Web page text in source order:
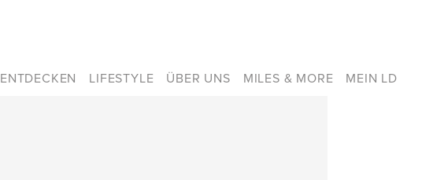
ENTDECKEN LIFESTYLE ÜBER UNS MILES & MORE MEIN LD